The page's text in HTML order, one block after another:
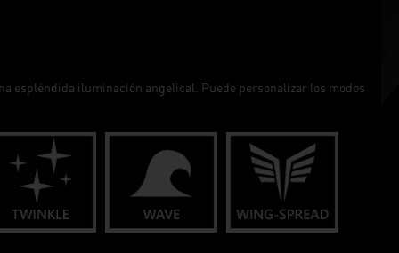
espléndida iluminación angelical. Puede personalizar los modos